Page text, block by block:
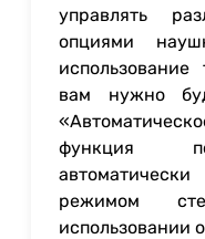
управлять
опциями
вам нужно
функция
режимом
использовании